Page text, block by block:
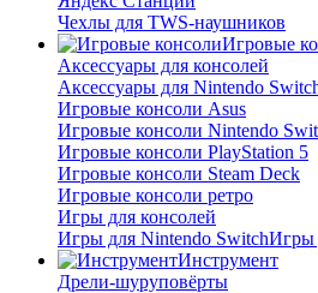
Чехлы для TWS-наушников
Игровые
Аксессуары для консолей
Аксессуары для Nintendo
Игровые консоли Asus
Игровые консоли Nintendo
Игровые консоли PlayStation 5
Игровые консоли Steam Deck
Игровые консоли ретро
Игры для консолей
Игры для Nintendo SwitchИгры
Инструмент
Дрели-шуруповёрты